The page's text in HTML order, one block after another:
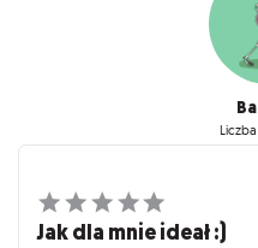
Jak dla mnie ideał :)